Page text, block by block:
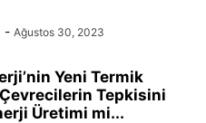
- Ağustos 30, 2023
Yeni Termik
Tepkisini
Üretimi mi...